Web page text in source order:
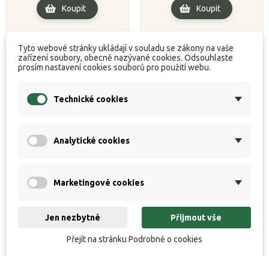
Koupit Koupit
Clinga Dumpy Kit (3pack)
K dispozici
Clinga Standard Kit Set
(3pack)
K dispozici
Tyto webové stránky ukládají v souladu se zákony na vaše
zařízení soubory, obecně nazývané cookies. Odsouhlaste
prosím nastavení cookies souborů pro použití webu.
Technické cookies
Analytické cookies
Marketingové cookies
Jen nezbytné Přijmout vše
Přejít na stránku Podrobně o cookies